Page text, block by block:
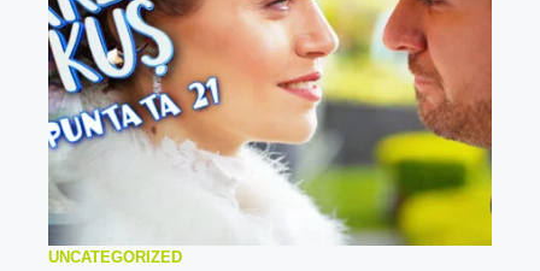
UNCATEGORIZED